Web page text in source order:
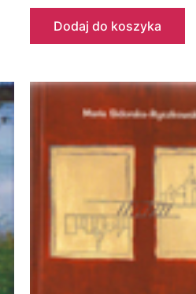
Dodaj do koszyka